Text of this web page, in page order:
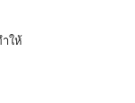
ให้